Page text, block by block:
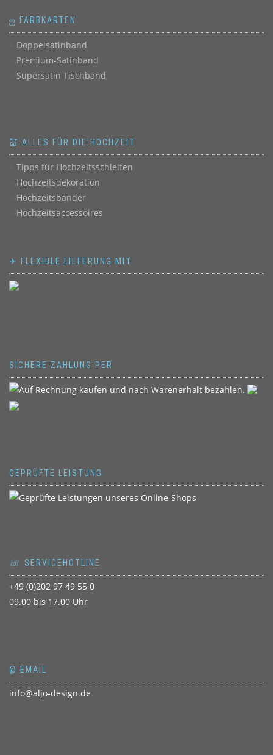
ஐ FARBKARTEN
Doppelsatinband
Premium-Satinband
Supersatin Tischband
💒 ALLES FÜR DIE HOCHZEIT
Tipps für Hochzeitsschleifen
Hochzeitsdekoration
Hochzeitsbänder
Hochzeitsaccessoires
✈ FLEXIBLE LIEFERUNG MIT
SICHERE ZAHLUNG PER
GEPRÜFTE LEISTUNG
☏ SERVICEHOTLINE
+49 (0)202 97 49 55 0
09.00 bis 17.00 Uhr
@ EMAIL
info@aljo-design.de